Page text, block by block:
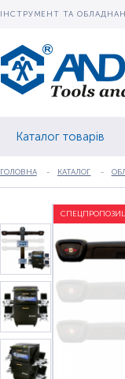
ІНСТРУМЕНТ ТА
Каталог товарів
ГОЛОВНА КАТАЛОГ